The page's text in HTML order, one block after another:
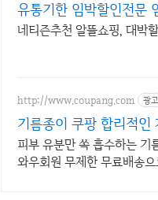
유통기한 임박할인전문
네티즌추천 알뜰쇼핑, 대박
http://www.coupang.com 광고
기름종이 쿠팡 합리적인
피부 유분만 쏙 흡수하는 기
와우회원 무제한 무료배송